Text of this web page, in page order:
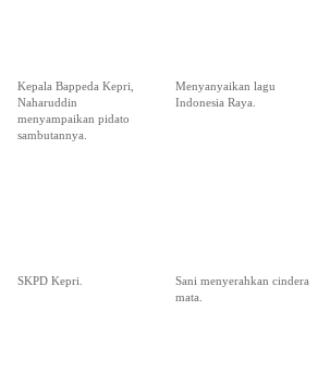
Kepala Bappeda Kepri,
Naharuddin
menyampaikan pidato
sambutannya.
Menyanyaikan lagu
Indonesia Raya.
SKPD Kepri.
Sani menyerahkan cindera
mata.